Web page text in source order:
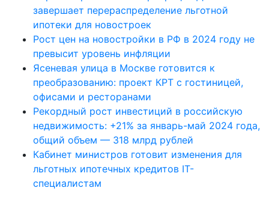
завершает перераспределение льготной
ипотеки для новостроек
Рост цен на новостройки в РФ в 2024 году не
превысит уровень инфляции
Ясеневая улица в Москве готовится к
преобразованию: проект КРТ с гостиницей,
офисами и ресторанами
Рекордный рост инвестиций в российскую
недвижимость: +21% за январь-май 2024 года,
общий объем — 318 млрд рублей
Кабинет министров готовит изменения для
льготных ипотечных кредитов IT-
специалистам